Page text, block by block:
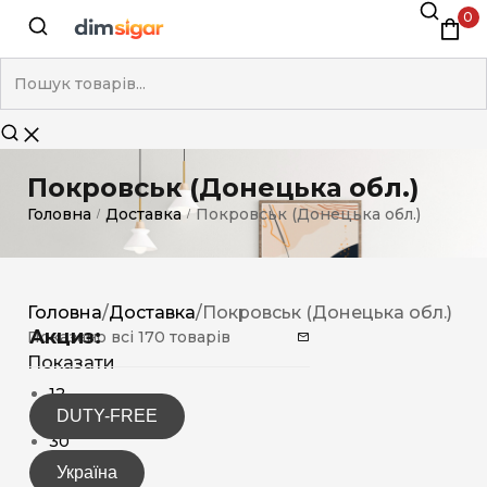
0
Покровськ (Донецька обл.)
Головна / Доставка / Покровськ (Донецька обл.)
Акциз:
DUTY-FREE
Україна
Головна/Доставка/Покровськ (Донецька обл.)
Показано всі 170 товарів
Показати
12
15
30